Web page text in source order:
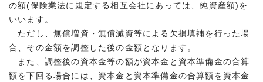
の額(保険業法に規定する相互会社にあっては、純資産額)を
いいます。
ただし、無償増資・無償減資等による欠損填補を行った場
合、その金額を調整した後の金額となります。
また、調整後の資本金等の額が資本金と資本準備金の合算
額を下回る場合には、資本金と資本準備金の合算額を資本金